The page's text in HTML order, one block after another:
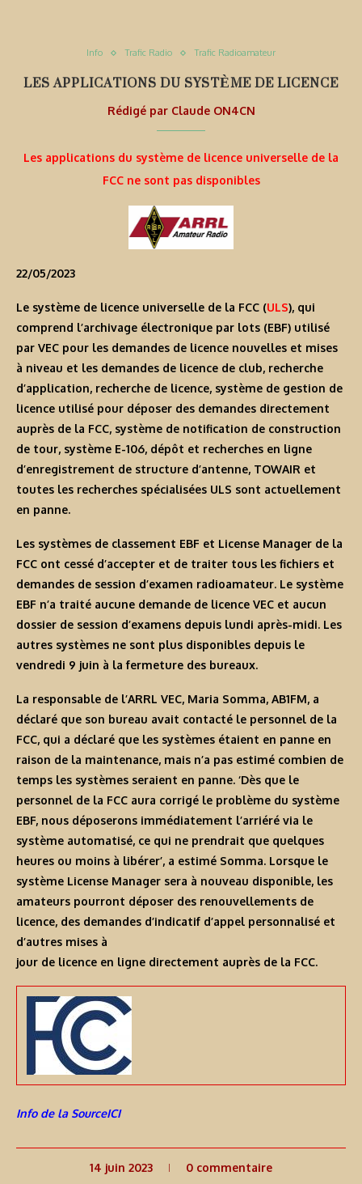
Info Trafic Radio Trafic Radioamateur
LES APPLICATIONS DU SYSTÈME DE LICENCE
Rédigé par Claude ON4CN
Les applications du système de licence universelle de la
FCC ne sont pas disponibles
22/05/2023
Le système de licence universelle de la FCC (ULS), qui
comprend l’archivage électronique par lots (EBF) utilisé
par VEC pour les demandes de licence nouvelles et mises
à niveau et les demandes de licence de club, recherche
d’application, recherche de licence, système de gestion de
licence utilisé pour déposer des demandes directement
auprès de la FCC, système de notification de construction
de tour, système E-106, dépôt et recherches en ligne
d’enregistrement de structure d’antenne, TOWAIR et
toutes les recherches spécialisées ULS sont actuellement
en panne.
Les systèmes de classement EBF et License Manager de la
FCC ont cessé d’accepter et de traiter tous les fichiers et
demandes de session d’examen radioamateur. Le système
EBF n’a traité aucune demande de licence VEC et aucun
dossier de session d’examens depuis lundi après-midi. Les
autres systèmes ne sont plus disponibles depuis le
vendredi 9 juin à la fermeture des bureaux.
La responsable de l’ARRL VEC, Maria Somma, AB1FM, a
déclaré que son bureau avait contacté le personnel de la
FCC, qui a déclaré que les systèmes étaient en panne en
raison de la maintenance, mais n’a pas estimé combien de
temps les systèmes seraient en panne. ‘Dès que le
personnel de la FCC aura corrigé le problème du système
EBF, nous déposerons immédiatement l’arriéré via le
système automatisé, ce qui ne prendrait que quelques
heures ou moins à libérer’, a estimé Somma. Lorsque le
système License Manager sera à nouveau disponible, les
amateurs pourront déposer des renouvellements de
licence, des demandes d’indicatif d’appel personnalisé et
d’autres mises à
jour de licence en ligne directement auprès de la FCC.
Info de la SourceICI
14 juin 2023 0 commentaire